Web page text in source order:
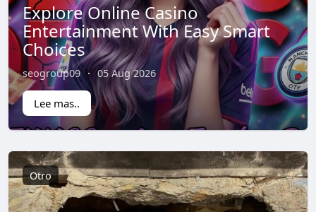
Explore Online Casino
Entertainment With Easy Smart
Choices
seogroup09 · 05 Aug 2026
Lee mas..
Otro